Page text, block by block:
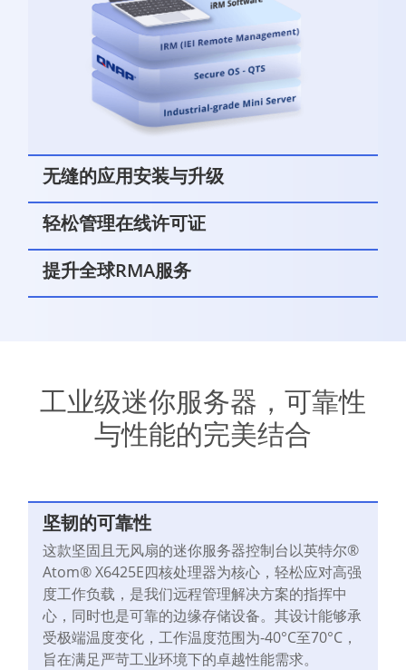
无缝的应用安装与升级
轻松管理在线许可证
提升全球RMA服务
工业级迷你服务器，可靠性
与性能的完美结合
坚韧的可靠性
这款坚固且无风扇的迷你服务器控制台以英特尔®
Atom® X6425E四核处理器为核心，轻松应对高强
度工作负载，是我们远程管理解决方案的指挥中
心，同时也是可靠的边缘存储设备。其设计能够承
受极端温度变化，工作温度范围为-40°C至70°C，
旨在满足严苛工业环境下的卓越性能需求。